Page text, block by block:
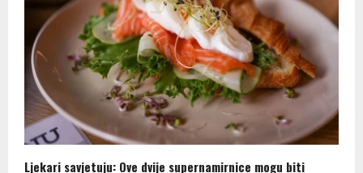
Ljekari savjetuju: Ove dvije supernamirnice mogu biti